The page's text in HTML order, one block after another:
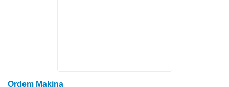
Ordem Makina